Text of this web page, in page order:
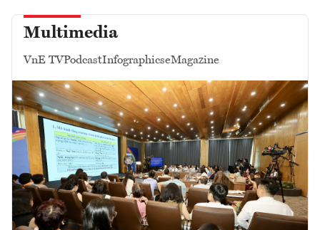
Multimedia
VnE TVPodcastInfographicseMagazine